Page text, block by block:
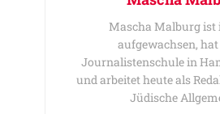
Mascha Malburg ist
aufgewachsen,
Journalistenschule in
und arbeitet heute als
Jüdische